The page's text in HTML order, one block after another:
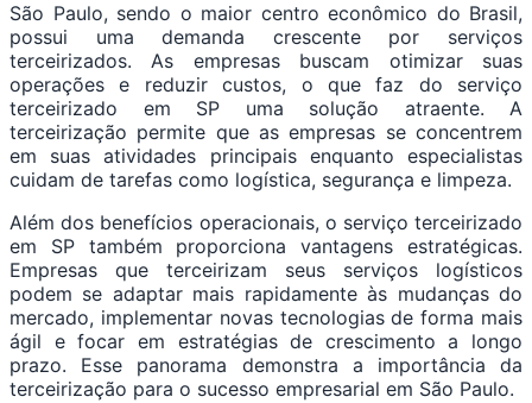
São Paulo, sendo o maior centro econômico do Brasil,
possui uma demanda crescente por serviços
terceirizados. As empresas buscam otimizar suas
operações e reduzir custos, o que faz do serviço
terceirizado em SP uma solução atraente. A
terceirização permite que as empresas se concentrem
em suas atividades principais enquanto especialistas
cuidam de tarefas como logística, segurança e limpeza.
Além dos benefícios operacionais, o serviço terceirizado
em SP também proporciona vantagens estratégicas.
Empresas que terceirizam seus serviços logísticos
podem se adaptar mais rapidamente às mudanças do
mercado, implementar novas tecnologias de forma mais
ágil e focar em estratégias de crescimento a longo
prazo. Esse panorama demonstra a importância da
terceirização para o sucesso empresarial em São Paulo.